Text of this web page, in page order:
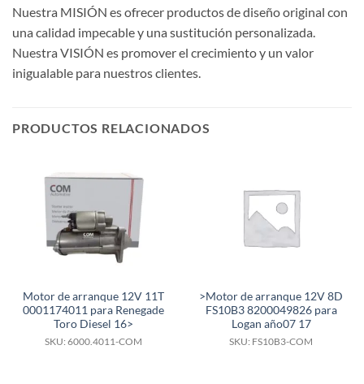
Nuestra MISIÓN es ofrecer productos de diseño original con
una calidad impecable y una sustitución personalizada.
Nuestra VISIÓN es promover el crecimiento y un valor
inigualable para nuestros clientes.
PRODUCTOS RELACIONADOS
Motor de arranque 12V 11T
0001174011 para Renegade
Toro Diesel 16>
SKU: 6000.4011-COM
>Motor de arranque 12V 8D
FS10B3 8200049826 para
Logan año07 17
SKU: FS10B3-COM